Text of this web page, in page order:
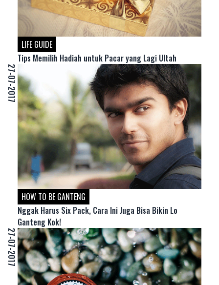
LIFE GUIDE
Tips Memilih Hadiah untuk Pacar yang Lagi Ultah
27-07-2017
HOW TO BE GANTENG
Nggak Harus Six Pack, Cara Ini Juga Bisa Bikin Lo
Ganteng Kok!
27-07-2017